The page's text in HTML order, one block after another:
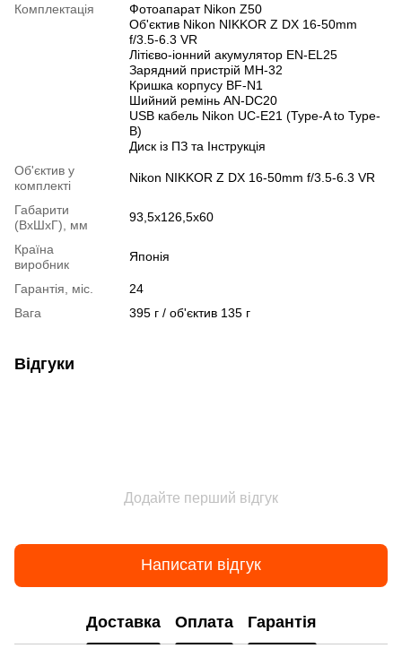
Комплектація
Фотоапарат Nikon Z50
Об'єктив Nikon NIKKOR Z DX 16-50mm
f/3.5-6.3 VR
Літієво-іонний акумулятор EN-EL25
Зарядний пристрій MH-32
Кришка корпусу BF-N1
Шийний ремінь AN-DC20
USB кабель Nikon UC-E21 (Type-A to Type-
B)
Диск із ПЗ та Інструкція
Об'єктив у
комплекті
Nikon NIKKOR Z DX 16-50mm f/3.5-6.3 VR
Габарити
(ВхШхГ), мм
93,5x126,5x60
Країна
виробник
Японія
Гарантія, міс.
24
Вага
395 г / об'єктив 135 г
Відгуки
Додайте перший відгук
Написати відгук
Доставка Оплата Гарантія